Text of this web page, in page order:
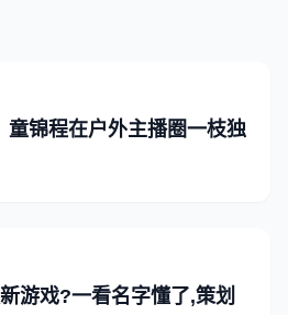
童锦程在户外主播圈一枝独
游戏?一看名字懂了,策划